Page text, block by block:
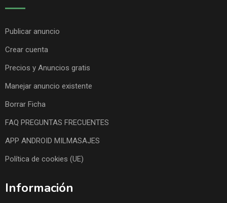
Publicar anuncio
Crear cuenta
Precios y Anuncios gratis
Manejar anuncio existente
Borrar Ficha
FAQ PREGUNTAS FRECUENTES
APP ANDROID MILMASAJES
Política de cookies (UE)
Información